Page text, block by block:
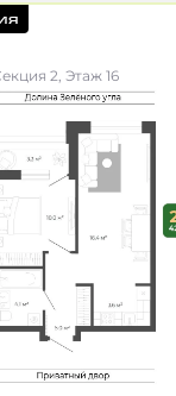
2, Этаж 16